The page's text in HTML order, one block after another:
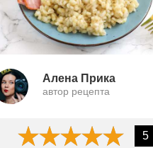
Алена Прика
автор рецепта
5